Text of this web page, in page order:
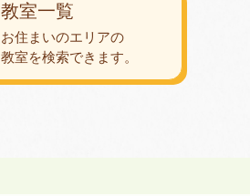
教室一覧
お住まいのエリアの
教室を検索できます。